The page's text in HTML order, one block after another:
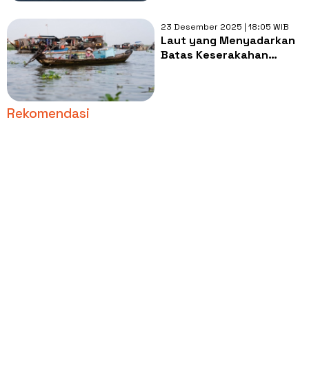
23 Desember 2025 | 18:05 WIB
Laut yang Menyadarkan
Batas Keserakahan
Rekomendasi